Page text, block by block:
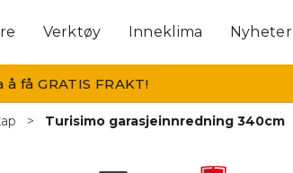
Verktøy Inneklima Nyheter
få GRATIS FRAKT!
> Turisimo garasjeinnredning 340cm